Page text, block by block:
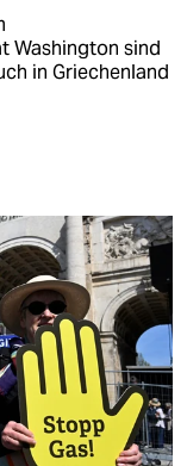
Washington sind
in Griechenland